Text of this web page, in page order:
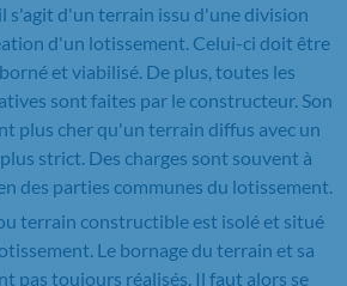
s'agit d'un terrain issu d'une division
d'un lotissement. Celui-ci doit être
et viabilisé. De plus, toutes les
sont faites par le constructeur. Son
plus cher qu'un terrain diffus avec un
strict. Des charges sont souvent à
des parties communes du lotissement.
terrain constructible est isolé et situé
Le bornage du terrain et sa
pas toujours réalisés. Il faut alors se